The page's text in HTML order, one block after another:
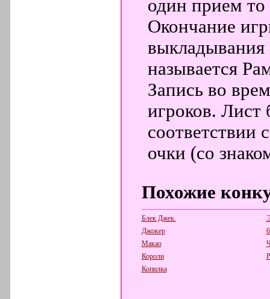
один прием то
Окончание
выкладывания
называется
Запись во
игроков. Лист
соответствии
очки (со
Похожие
Блек Джек.
Джокер
Макао
Короли
Копилка